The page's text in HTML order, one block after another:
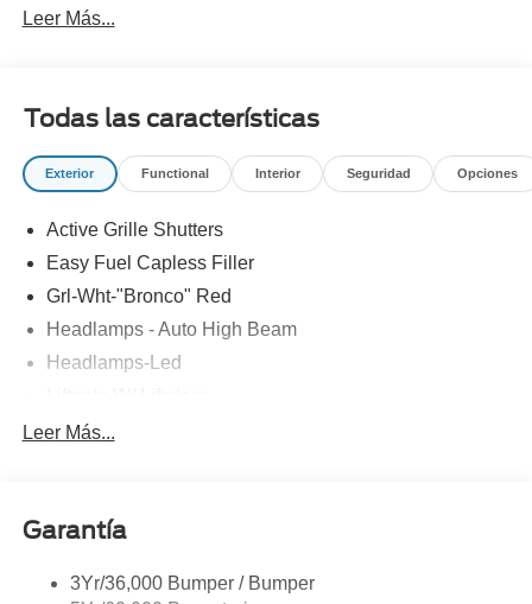
Leer Más...
Todas las características
Exterior Functional Interior Seguridad Opciones
Active Grille Shutters
Easy Fuel Capless Filler
Grl-Wht-"Bronco" Red
Headlamps - Auto High Beam
Headlamps-Led
Mirrors - Htd/Power Glass
Roof Painted Oxford White
Taillamps-Led
Leer Más...
Garantía
3Yr/36,000 Bumper / Bumper